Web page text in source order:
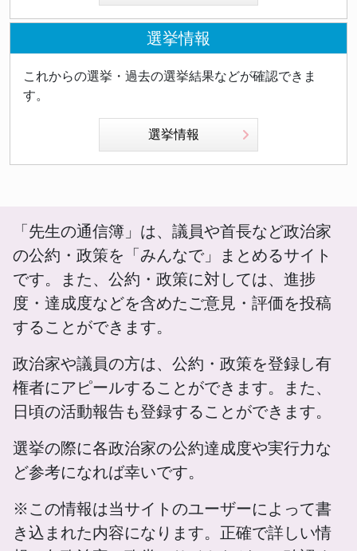
選挙情報
これからの選挙・過去の選挙結果などが確認できま
す。
選挙情報
「先生の通信簿」は、議員や首長など政治家
の公約・政策を「みんなで」まとめるサイト
です。また、公約・政策に対しては、進捗
度・達成度などを含めたご意見・評価を投稿
することができます。
政治家や議員の方は、公約・政策を登録し有
権者にアピールすることができます。また、
日頃の活動報告も登録することができます。
選挙の際に各政治家の公約達成度や実行力な
ど参考になれば幸いです。
※この情報は当サイトのユーザーによって書
き込まれた内容になります。正確で詳しい情